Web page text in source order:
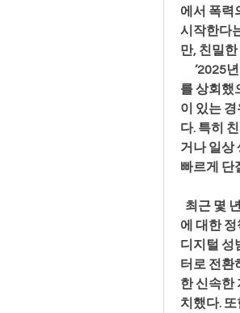
에서 폭력
시작한다
만, 친밀
‘2025년
를 상회했
이 있는
다. 특히
거나 일상
빠르게 단
최근 몇
에 대한
디지털 성
터로 전환
한 신속한
치했다.